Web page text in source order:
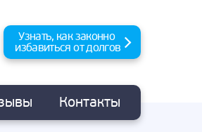
Узнать, как законно
избавиться от долгов
Контакты